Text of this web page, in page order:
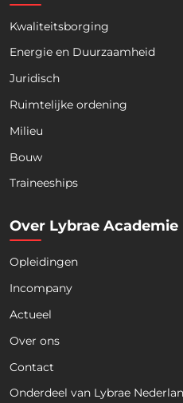
Kwaliteitsborging
Energie en Duurzaamheid
Juridisch
Ruimtelijke ordening
Milieu
Bouw
Traineeships
Over Lybrae Academie
Opleidingen
Incompany
Actueel
Over ons
Contact
Onderdeel van Lybrae
Telefoon